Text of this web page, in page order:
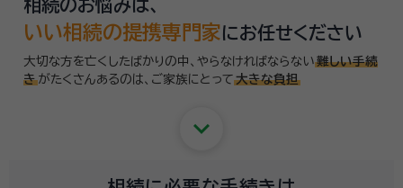
相続のお悩みは、
いい相続の提携専門家にお任せください
大切な方を亡くしたばかりの中、やらなければならない 難しい手続
き がたくさんあるのは、 ご家族にとって 大きな負担
keyboard_arrow_down